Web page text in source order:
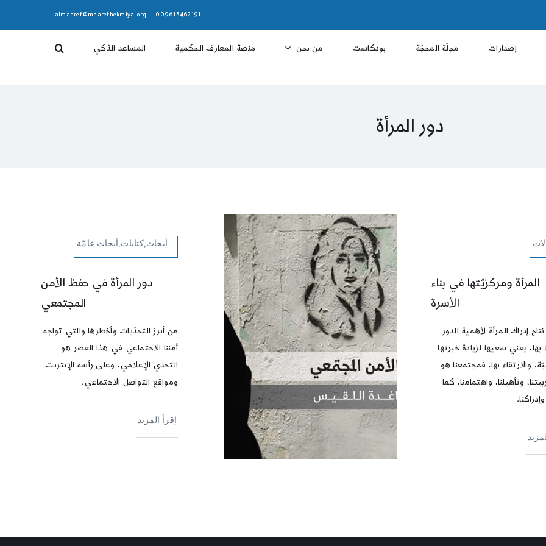
009615462191
almaaref@maarefhekmiya.org
إصدارات مجلّة المحجّة بودكاست من نحن منصة المعارف الحكمية المساعد الذكي
دور المرأة
المرأة ومركزيّتها في بناء
الأسرة
إدراك المرأة لأهمية الدور
بها، يعني سعيها لزيادة خبرتها
والارتقاء بها، فمجتمعنا هو
وتأهيلنا، واهتمامنا، كما
أبحاث,كتابات,أبحاث عامّة
دور المرأة في حفظ الأمن
المجتمعي
من أبرز التحدّيات وأخطرها والتي تواجه
أمننا الاجتماعي في هذا العصر هو
التحدي الإعلامي، وعلى رأسه الإنترنت
ومواقع التواصل الاجتماعي.
إقرأ المزيد